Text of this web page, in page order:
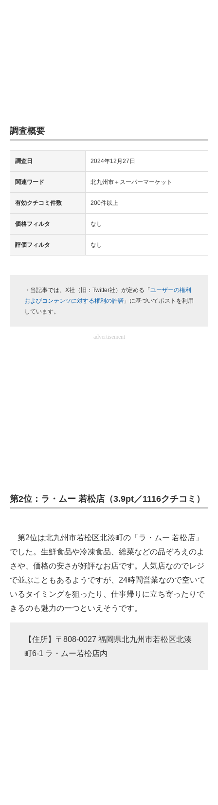
調査概要
調査日 2024年12月27日
関連ワード 北九州市＋スーパーマーケット
有効クチコミ件数 200件以上
価格フィルタ なし
評価フィルタ なし
・当記事では、X社（旧：Twitter社）が定める「 ユーザーの権利
およびコンテンツに対する権利の許諾 」に基づいてポストを利用
しています。
advertisement
第2位：ラ・ムー 若松店（3.9pt／1116クチコミ）
第2位は北九州市若松区北湊町の「ラ・ムー 若松店」
でした。生鮮食品や冷凍食品、総菜などの品ぞろえのよ
さや、価格の安さが好評なお店です。人気店なのでレジ
で並ぶこともあるようですが、24時間営業なので空いて
いるタイミングを狙ったり、仕事帰りに立ち寄ったりで
きるのも魅力の一つといえそうです。
【住所】〒808-0027 福岡県北九州市若松区北湊
町6-1 ラ・ムー若松店内